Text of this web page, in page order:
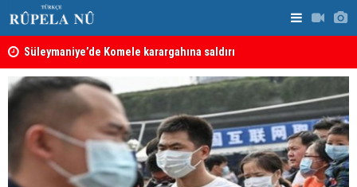
Süleymaniye’de Komele karargahına saldırı
sonuçlar